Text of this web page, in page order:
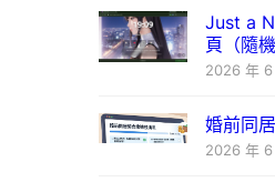
Just a
頁（隨
2026 年 6
婚前同
2026 年 6